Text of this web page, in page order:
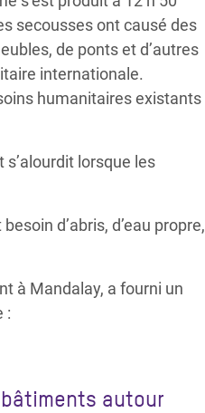
secousses ont causé des
de ponts et d’autres
internationale.
humanitaires existants
s’alourdit lorsque les
d’abris, d’eau propre,
à Mandalay, a fourni un
:
autour